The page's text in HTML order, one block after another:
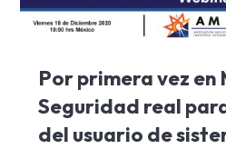
Por primera vez en
Seguridad real
del usuario de